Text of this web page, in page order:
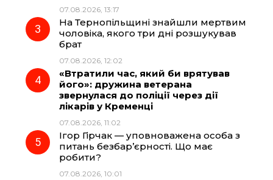
k
a
07.08.2026, 13:17
На Тернопільщині знайшли мертвим
чоловіка, якого три дні розшукував
брат
07.08.2026, 12:02
«Втратили час, який би врятував
його»: дружина ветерана
звернулася до поліції через дії
лікарів у Кременці
07.08.2026, 11:02
Ігор Гірчак — уповноважена особа з
питань безбар’єрності. Що має
робити?
07.08.2026, 10:01